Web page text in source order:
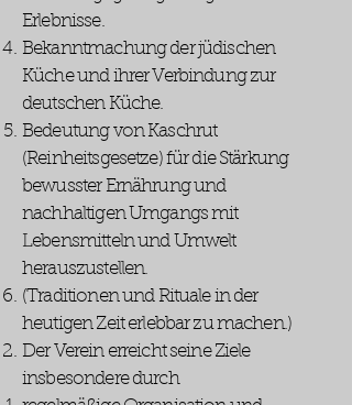
Erlebnisse.
Bekanntmachung der jüdischen
Küche und ihrer Verbindung zur
deutschen Küche.
Bedeutung von Kaschrut
(Reinheitsgesetze) für die Stärkung
bewusster Ernährung und
nachhaltigen Umgangs mit
Lebensmitteln und Umwelt
herauszustellen.
(Traditionen und Rituale in der
heutigen Zeit erlebbar zu machen.)
Der Verein erreicht seine Ziele
insbesondere durch